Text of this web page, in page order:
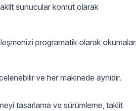
sunucular komut olarak
programatik olarak
ve her makinede aynıdır.
tasarlama ve sürümleme, taklit